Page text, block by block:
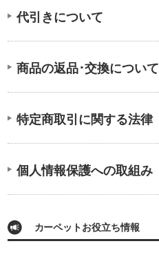
代引きについて
商品の返品･交換について
特定商取引に関する法律
個人情報保護への取組み
カーペットお役立ち情報